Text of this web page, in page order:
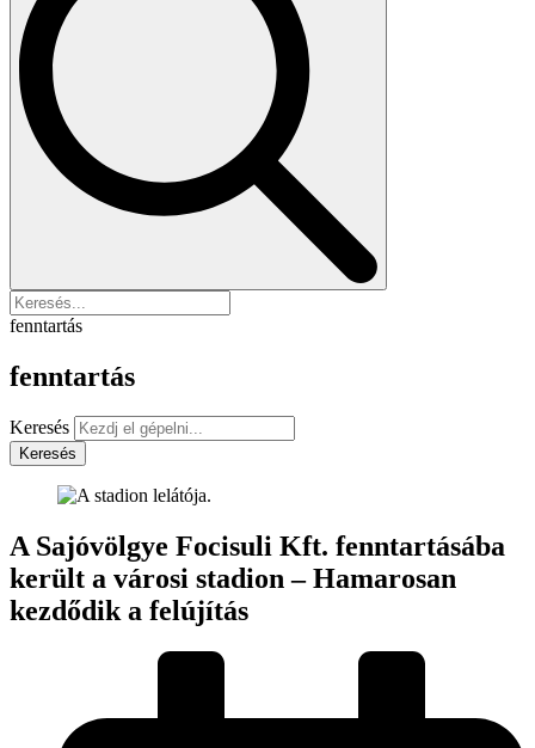
fenntartás
fenntartás
Keresés
Keresés
A Sajóvölgye Focisuli Kft. fenntartásába
került a városi stadion – Hamarosan
kezdődik a felújítás